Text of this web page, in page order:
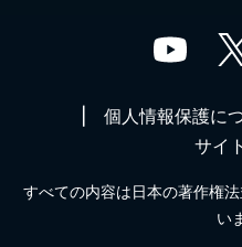
個人情報保護に
サイ
すべての内容は日本の著作権
い